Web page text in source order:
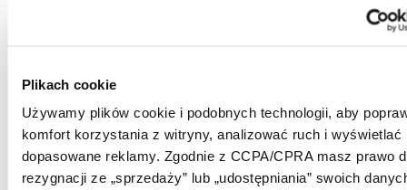
Plikach cookie
Używamy plików cookie i podobnych technologii, aby
komfort korzystania z witryny, analizować ruch i wyświetlać
dopasowane reklamy. Zgodnie z CCPA/CPRA masz prawo
rezygnacji ze „sprzedaży” lub „udostępniania” swoich
DS Action Diver 38mm Powermatic 80
Zegarek Unisex ∙ Automatyczny ∙
Czarny ∙ Stal szlachetna 316L ∙
Powłoka PVD